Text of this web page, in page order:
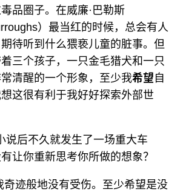
品圈子。在威廉·巴勒斯
）最当红的时候，总会有人
待听到什么猥亵儿童的脏事。但
三个孩子，一只金毛猎犬和一只
清醒的一个形象，至少我希望 自
这很有利于我好好探索外部世
说后不久就发生了一场重大车
让你重新思考你所做的想象？
奇迹般地没有受伤。至少希望是没